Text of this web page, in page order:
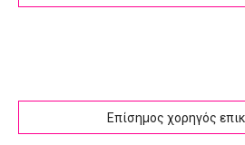
Επίσημος χορηγός